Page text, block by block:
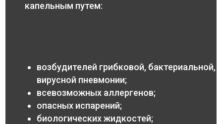
капельным путем:
возбудителей грибковой, бактериальной,
вирусной пневмонии;
всевозможных аллергенов;
опасных испарений;
биологических жидкостей;